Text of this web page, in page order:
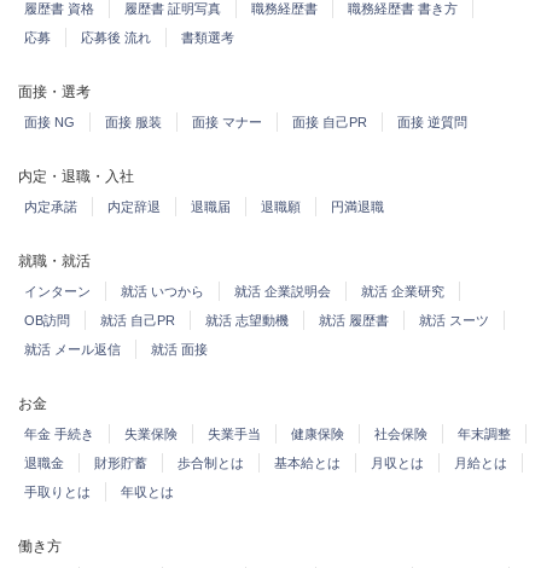
履歴書 資格
履歴書 証明写真 職務経歴書
職務経歴書 書き方
応募
応募後 流れ 書類選考
面接・選考
面接 NG 面接 服装 面接 マナー 面接 自己PR 面接 逆質問
内定・退職・入社
内定承諾 内定辞退 退職届 退職願 円満退職
就職・就活
インターン 就活 いつから 就活 企業説明会
就活 企業研究
OB訪問
就活 自己PR 就活 志望動機 就活 履歴書
就活 スーツ
就活 メール返信
就活 面接
お金
年金 手続き 失業保険 失業手当 健康保険 社会保険
年末調整
退職金
財形貯蓄 歩合制とは 基本給とは 月収とは
月給とは
手取りとは
年収とは
働き方